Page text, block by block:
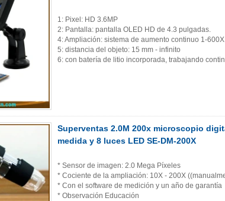
1: Pixel: HD 3.6MP
2: Pantalla: pantalla OLED HD de 4.3 pulgadas.
4: Ampliación: sistema de aumento continuo 1-
5: distancia del objeto: 15 mm - infinito
6: con batería de litio incorporada, trabajando
Superventas 2.0M 200x microscopio
medida y 8 luces LED SE-DM-200X
* Sensor de imagen: 2.0 Mega Píxeles
* Cociente de la ampliación: 10X - 200X
* Con el software de medición y un año de garantía
* Observación Educación